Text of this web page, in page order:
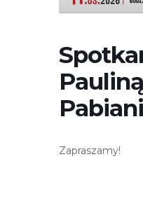
Zapraszamy!